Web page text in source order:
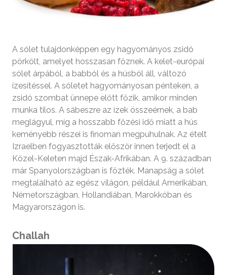
A sólet tulajdonképpen egy hagyományos zsidó
pörkölt, amelyet hosszasan főznek. A kelet-európai
sólet árpából, a babból és a húsból áll, változó
ízesítéssel. A sóletet hagyományosan pénteken, a
zsidó szombat ünnepe előtt főzik, amikor minden
munka tilos. A sábeszre az ízek összeérnek, a bab
meglágyul, míg a hosszabb főzési idő miatt a hús
keményebb részei is finoman megpuhulnak. Az ételt
Izraelben fogyasztották először innen terjedt el a
Közel-Keleten majd Észak-Afrikában. A 9. században
már Spanyolországban is főzték. Manapság a sólet
megtalálható az egész világon, például Amerikában,
Németországban, Hollandiában, Marokkóban és
Magyarországon is.
Challah